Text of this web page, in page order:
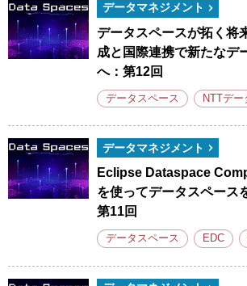
データマネジメント
データスペースが拓く将
成と国際連携で新たなデ
へ：第12回
データスペース NTTデー
データマネジメント
Eclipse Dataspace
を使ってデータスペース
第11回
データスペース EDC